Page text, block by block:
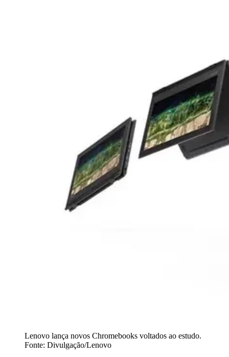
Lenovo lança novos Chromebooks voltados ao estudo.
Fonte: Divulgação/Lenovo